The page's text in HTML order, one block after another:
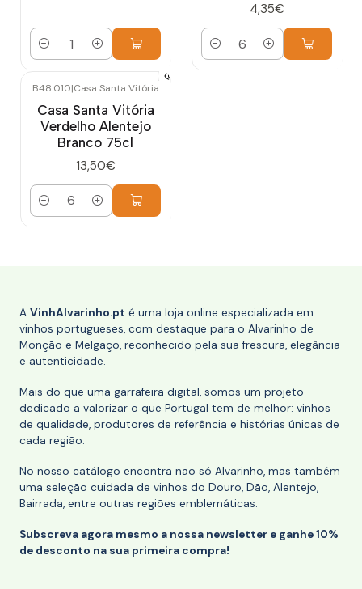
Quantidade
4,35€
Quantidade
B48.010|Casa Santa Vitória
Casa Santa Vitória
Verdelho Alentejo
Branco 75cl
13,50€
Quantidade
A VinhAlvarinho.pt é uma loja online especializada em
vinhos portugueses, com destaque para o Alvarinho de
Monção e Melgaço, reconhecido pela sua frescura, elegância
e autenticidade.
Mais do que uma garrafeira digital, somos um projeto
dedicado a valorizar o que Portugal tem de melhor: vinhos
de qualidade, produtores de referência e histórias únicas de
cada região.
No nosso catálogo encontra não só Alvarinho, mas também
uma seleção cuidada de vinhos do Douro, Dão, Alentejo,
Bairrada, entre outras regiões emblemáticas.
Subscreva agora mesmo a nossa newsletter e ganhe 10%
de desconto na sua primeira compra!